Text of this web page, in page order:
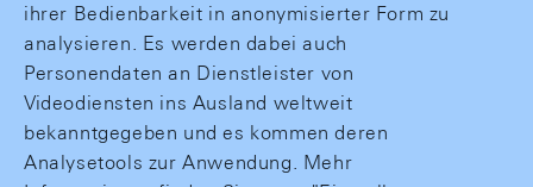
ihrer Bedienbarkeit in anonymisierter Form zu
analysieren. Es werden dabei auch
Personendaten an Dienstleister von
Videodiensten ins Ausland weltweit
bekanntgegeben und es kommen deren
Analysetools zur Anwendung. Mehr